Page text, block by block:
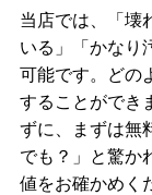
当店では、「壊
いる」「かなり
可能です。どの
することができ
ずに、まずは無
でも？」と驚か
値をお確かめく